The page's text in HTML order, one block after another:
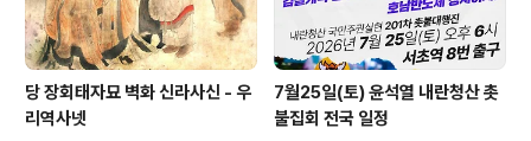
당 장회태자묘 벽화 신라사신 - 우
리역사넷
7월25일(토) 윤석열 내란청산 촛
불집회 전국 일정